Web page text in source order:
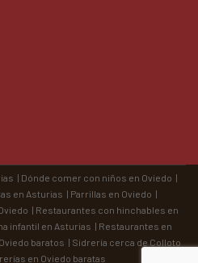
| Dónde comer con niños en Oviedo |
en Asturias | Parrillas en Oviedo |
| Restaurantes con hinchables en
infantil en Asturias | Restaurantes en
baratos | Sidrería cerca de Colloto
en Oviedo baratas